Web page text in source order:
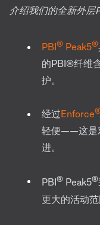
介绍我们的全新外层
PBI® Peak5®
的PBI®纤维
护。
经过Enforce
轻便——这是
进。
PBI® Peak5®
更大的活动范